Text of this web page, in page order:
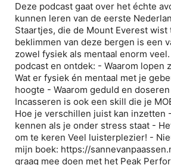
Deze podcast gaat over het échte
kunnen leren van de eerste
Staartjes, die de Mount Everest wist
beklimmen van deze bergen is een
zowel fysiek als mentaal enorm
podcast en ontdek: - Waarom lopen
Wat er fysiek én mentaal met je
hoogte - Waarom geduld en
Incasseren is ook een skill die je
Hoe je verschillen juist kan inzetten
kennen als je onder stress staat -
om te keren Veel luisterplezier! -
mijn boek: https://
graag mee doen met het Peak